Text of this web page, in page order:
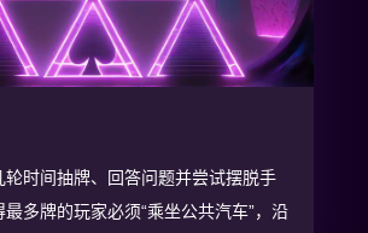
轮时间抽牌、回答问题并尝试摆脱手
多牌的玩家必须“乘坐公共汽车”，沿